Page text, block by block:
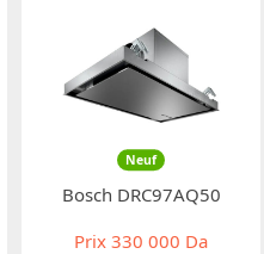
Neuf
Bosch DRC97AQ50
Prix 330 000 Da